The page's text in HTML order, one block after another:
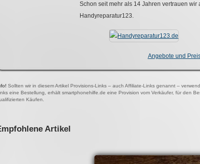
Schon seit mehr als 14 Jahren vertrauen wir
Handyreparatur123.
Angebote und
Sollten wir in diesem Artikel Provisions-Links – auch Affiliate-Links genannt –
eine Bestellung, erhält smartphonehilfe.de eine Provision vom Verkäufer, für den
Käufen.
Artikel